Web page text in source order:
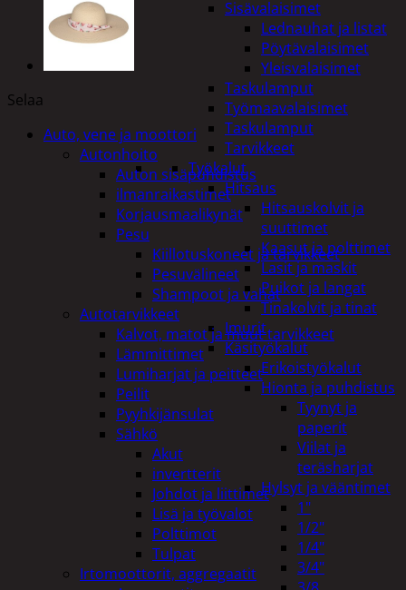
Sisävalaisimet
Lednauhat ja listat
Pöytävalaisimet
Yleisvalaisimet
Taskulamput
Työmaavalaisimet
Taskulamput
Tarvikkeet
Työkalut
Hitsaus
Hitsauskolvit ja
suuttimet
Kaasut ja polttimet
Lasit ja maskit
Puikot ja langat
Tinakolvit ja tinat
Imurit
Käsityökalut
Erikoistyökalut
Hionta ja puhdistus
Tyynyt ja
paperit
Viilat ja
teräsharjat
Hylsyt ja vääntimet
1"
1/2"
1/4"
3/4"
Selaa
Auto, vene ja moottori
Autonhoito
Auton sisäpuhdistus
ilmanraikastimet
Korjausmaalikynät
Pesu
Kiillotuskoneet ja tarvikkeet
Pesuvälineet
Shampoot ja vahat
Autotarvikkeet
Kalvot, matot ja muut tarvikkeet
Lämmittimet
Lumiharjat ja peitteet
Peilit
Pyyhkijänsulat
Sähkö
Akut
invertterit
Johdot ja liittimet
Lisä ja työvalot
Polttimot
Tulpat
Irtomoottorit, aggregaatit